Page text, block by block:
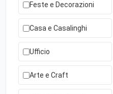
Feste e Decorazioni
Casa e Casalinghi
Ufficio
Arte e Craft